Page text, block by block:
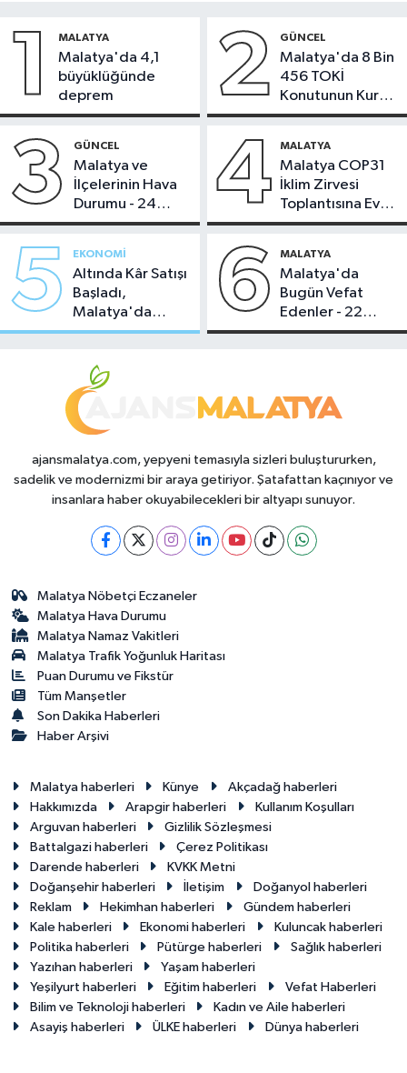
1 MALATYA
Malatya'da 4,1
büyüklüğünde
deprem
2 GÜNCEL
Malatya'da 8 Bin
456 TOKİ
Konutunun Kurası
Bugün Çekiliyor
3 GÜNCEL
Malatya ve
İlçelerinin Hava
Durumu - 24
Temmuz 2026
4 MALATYA
Malatya COP31
İklim Zirvesi
Toplantısına Ev
Sahipliği Yaptı
5 EKONOMI
Altında Kâr Satışı
Başladı,
Malatya'da
Makas Ne
6 MALATYA
Malatya'da
Bugün Vefat
Edenler - 22
Temmuz 2026
ajansmalatya.com, yepyeni temasıyla sizleri buluştururken,
sadelik ve modernizmi bir araya getiriyor. Şatafattan kaçınıyor ve
insanlara haber okuyabilecekleri bir altyapı sunuyor.
Malatya Nöbetçi Eczaneler
Malatya Hava Durumu
Malatya Namaz Vakitleri
Malatya Trafik Yoğunluk Haritası
Puan Durumu ve Fikstür
Tüm Manşetler
Son Dakika Haberleri
Haber Arşivi
Malatya haberleri Künye
Akçadağ haberleri
Hakkımızda
Arapgir haberleri
Kullanım Koşulları
Arguvan haberleri
Gizlilik Sözleşmesi
Battalgazi haberleri
Çerez Politikası
Darende haberleri
KVKK Metni
Doğanşehir haberleri
İletişim
Doğanyol haberleri
Reklam
Hekimhan haberleri
Gündem haberleri
Kale haberleri
Ekonomi haberleri
Kuluncak haberleri
Politika haberleri
Pütürge haberleri
Sağlık haberleri
Yazıhan haberleri
Yaşam haberleri
Yeşilyurt haberleri
Eğitim haberleri
Vefat Haberleri
Bilim ve Teknoloji haberleri
Kadın ve Aile haberleri
Asayiş haberleri
ÜLKE haberleri Dünya haberleri